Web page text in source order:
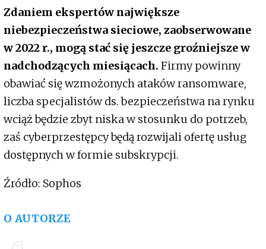
Zdaniem ekspertów największe
niebezpieczeństwa sieciowe, zaobserwowane
w 2022 r., mogą stać się jeszcze groźniejsze w
nadchodzących miesiącach. Firmy powinny
obawiać się wzmożonych ataków ransomware,
liczba specjalistów ds. bezpieczeństwa na rynku
wciąż będzie zbyt niska w stosunku do potrzeb,
zaś cyberprzestępcy będą rozwijali ofertę usług
dostępnych w formie subskrypcji.
Źródło: Sophos
O AUTORZE